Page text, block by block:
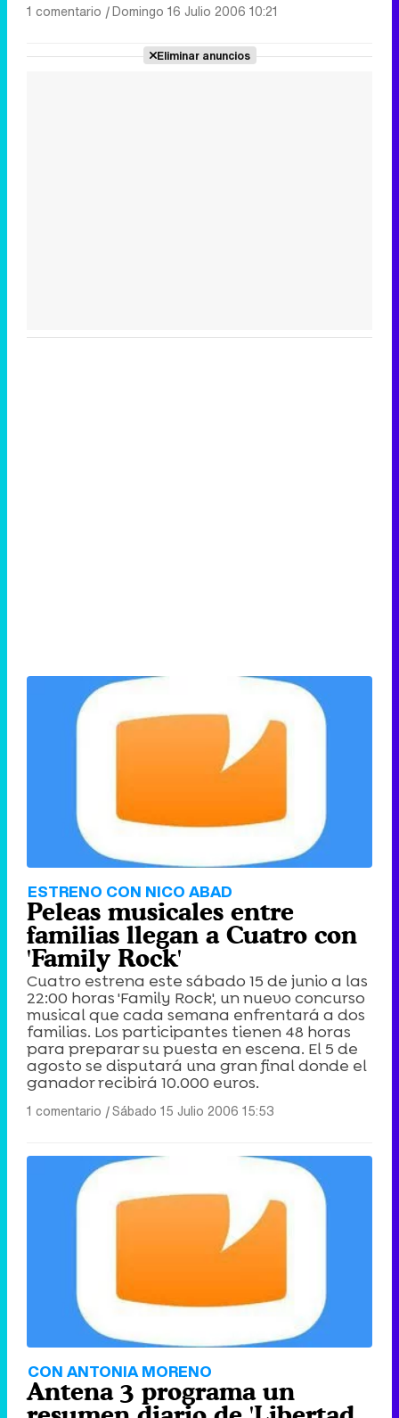
1 comentario |Domingo 16 Julio 2006 10:21
Eliminar anuncios
ESTRENO CON NICO ABAD
Peleas musicales entre
familias llegan a Cuatro con
'Family Rock'
Cuatro estrena este sábado 15 de junio a las
22:00 horas 'Family Rock', un nuevo concurso
musical que cada semana enfrentará a dos
familias. Los participantes tienen 48 horas
para preparar su puesta en escena. El 5 de
agosto se disputará una gran final donde el
ganador recibirá 10.000 euros.
1 comentario |Sábado 15 Julio 2006 15:53
CON ANTONIA MORENO
Antena 3 programa un